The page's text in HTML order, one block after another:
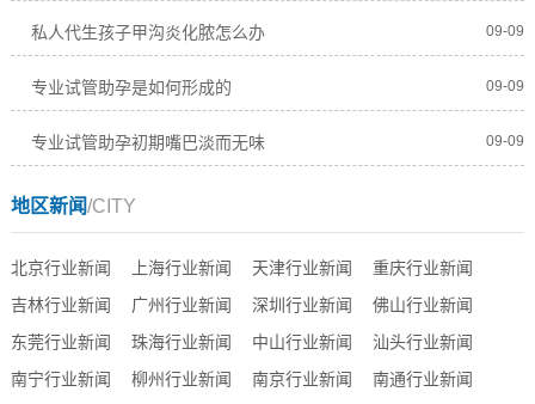
私人代生孩子甲沟炎化脓怎么办 09-09
专业试管助孕是如何形成的 09-09
专业试管助孕初期嘴巴淡而无味 09-09
地区新闻/CITY
北京行业新闻 上海行业新闻 天津行业新闻
重庆行业新闻
吉林行业新闻
广州行业新闻 深圳行业新闻
佛山行业新闻
东莞行业新闻
珠海行业新闻 中山行业新闻
汕头行业新闻
南宁行业新闻
柳州行业新闻 南京行业新闻 南通行业新闻